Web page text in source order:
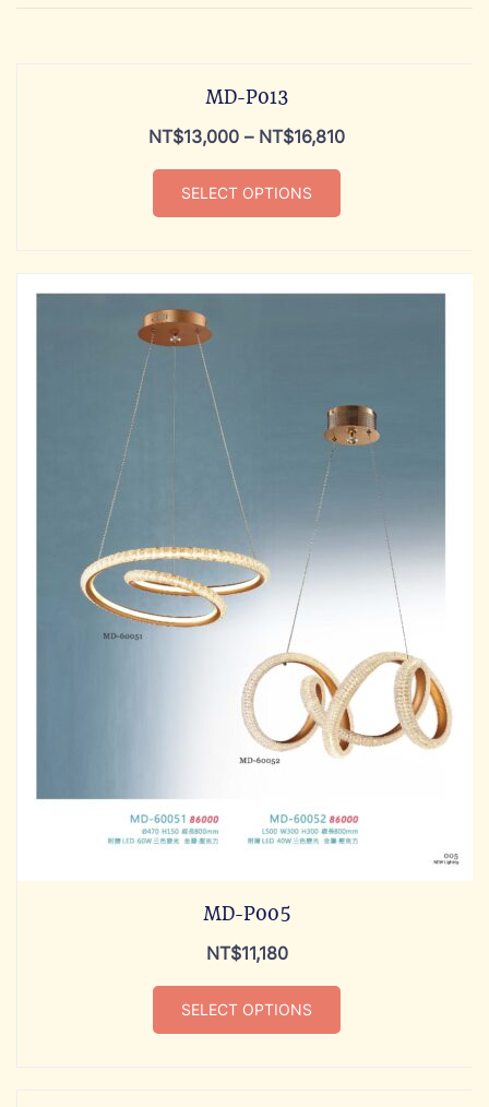
MD-P013
NT$13,000 – NT$16,810
SELECT OPTIONS
MD-P005
NT$11,180
SELECT OPTIONS